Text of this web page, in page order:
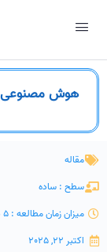
هوش مصنوعی
مقاله
سطح : ساده
میزان زمان مطالعه : 5 دقیقه
اکتبر 22, 2025